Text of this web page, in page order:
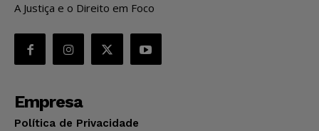
A Justiça e o Direito em Foco
Empresa
Política de Privacidade